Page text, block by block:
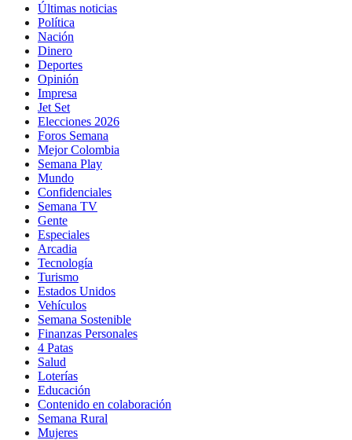
Últimas noticias
Política
Nación
Dinero
Deportes
Opinión
Impresa
Jet Set
Elecciones 2026
Foros Semana
Mejor Colombia
Semana Play
Mundo
Confidenciales
Semana TV
Gente
Especiales
Arcadia
Tecnología
Turismo
Estados Unidos
Vehículos
Semana Sostenible
Finanzas Personales
4 Patas
Salud
Loterías
Educación
Contenido en colaboración
Semana Rural
Mujeres